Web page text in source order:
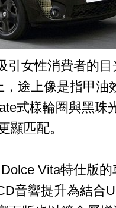
引女性消費者的
途上像是指甲油
式樣輪圈與黑珠
顯匹配。
Vita特仕版
音響提升為結合